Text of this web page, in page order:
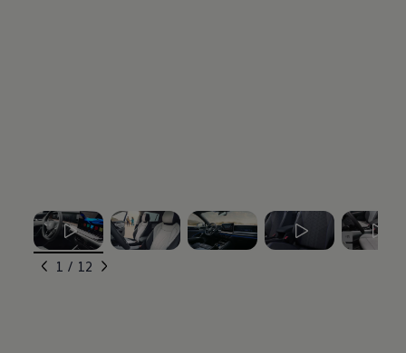
ID.3
ID.4
ID.7
, 1 av 12
1 / 12